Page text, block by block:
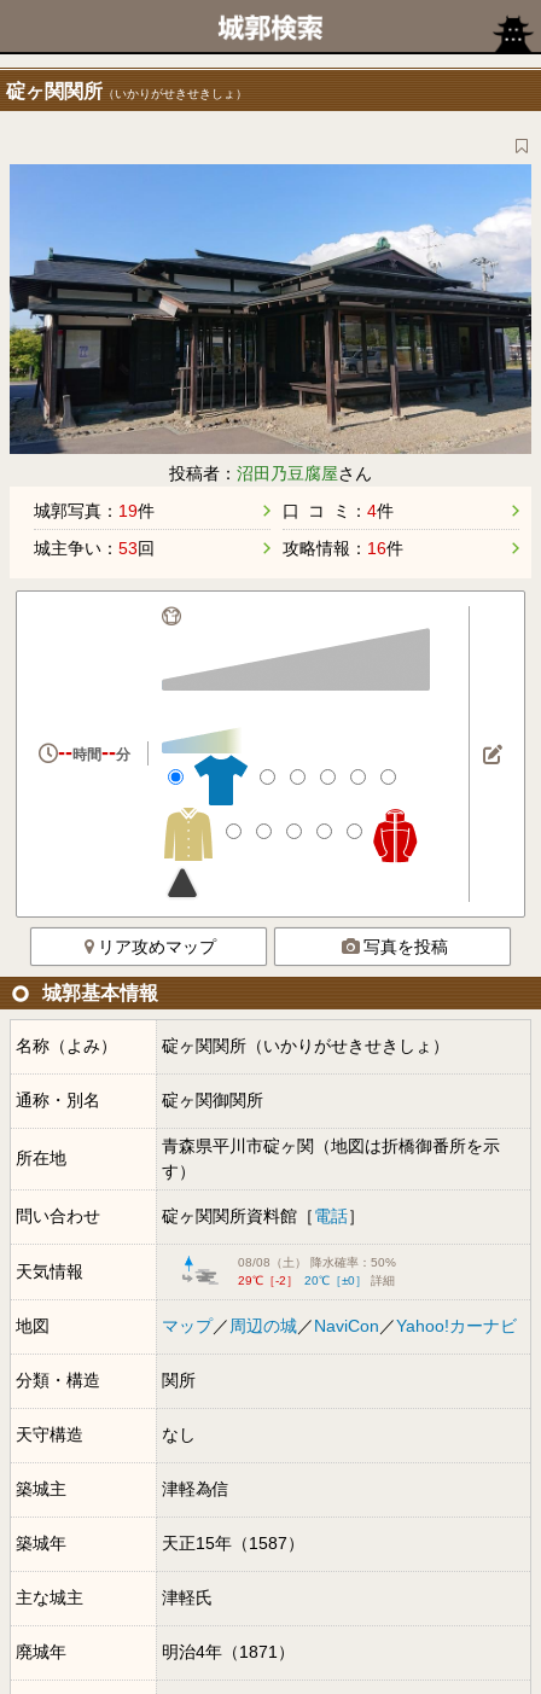
碇ヶ関関所 （いかりがせきせきしょ）
投稿者： 沼田乃豆腐屋さん
城郭写真： 19件
城主争い： 53回
口 コ ミ： 4件
攻略情報： 16件
--時間--分
リア攻めマップ 写真を投稿
城郭基本情報
名称（よみ） 碇ヶ関関所（いかりがせきせきしょ）
通称・別名 碇ヶ関御関所
所在地
青森県平川市碇ヶ関（地図は折橋御番所を示
す）
問い合わせ 碇ヶ関関所資料館［電話］
天気情報
08/08（土） 降水確率：50%
29℃［-2］
20℃［±0］ 詳細
地図 マップ／ 周辺の城／NaviCon ／Yahoo!カーナビ
分類・構造 関所
天守構造 なし
築城主 津軽為信
築城年 天正15年（1587）
主な城主 津軽氏
廃城年 明治4年（1871）